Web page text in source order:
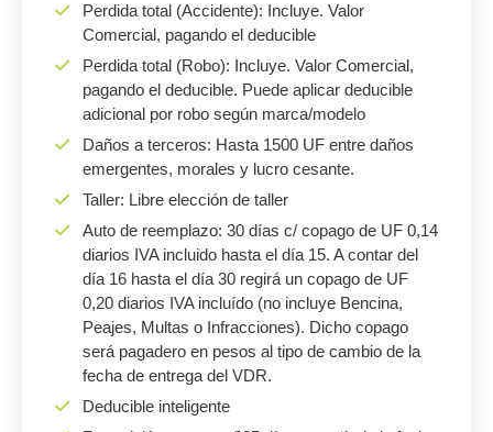
Perdida total (Accidente): Incluye. Valor
Comercial, pagando el deducible
Perdida total (Robo): Incluye. Valor Comercial,
pagando el deducible. Puede aplicar deducible
adicional por robo según marca/modelo
Daños a terceros: Hasta 1500 UF entre daños
emergentes, morales y lucro cesante.
Taller: Libre elección de taller
Auto de reemplazo: 30 días c/ copago de UF 0,14
diarios IVA incluido hasta el día 15. A contar del
día 16 hasta el día 30 regirá un copago de UF
0,20 diarios IVA incluído (no incluye Bencina,
Peajes, Multas o Infracciones). Dicho copago
será pagadero en pesos al tipo de cambio de la
fecha de entrega del VDR.
Deducible inteligente